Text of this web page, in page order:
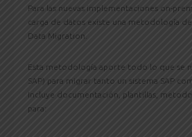
Para las nuevas implementaciones on-
carga de datos existe una metodología
Data Migration.
Esta metodología aporte todo lo que se
SAP) para migrar tanto un sistema SAP
Incluye documentación, plantillas,
para: